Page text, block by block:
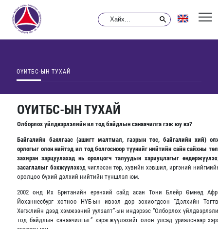
ОҮИТБС-ЫН ТУХАЙ
ОҮИТБС-ЫН ТУХАЙ
Олборлох үйлдвэрлэлийн ил тод байдлын санаачилга гэж юу вэ?
Байгалийн баялгаас (ашигт малтмал, газрын тос, байгалийн хий)
орлогыг олон нийтэд ил тод болгосноор түүнийг нийтийн сайн сайхны
захиран зарцуулахад нь оролцогч талуудын хариуцлагыг
засаглалыг бэхжүүлэхэд чиглэсэн төр, хувийн хэвшил, иргэний
оролцоо бүхий дэлхий нийтийн түншлэл юм.
2002 онд Их Британийн ерөнхий сайд асан Тони Блейр Өмнөд
Йоханнесбург хотноо НҮБ-ын ивээл дор зохиогдсон “Дэлхийн
Хөгжлийн дээд хэмжээний уулзалт”-ын индэрээс “Олборлох
тод байдлын санаачилгыг” хэрэгжүүлэхийг олон улсад уриалснаар